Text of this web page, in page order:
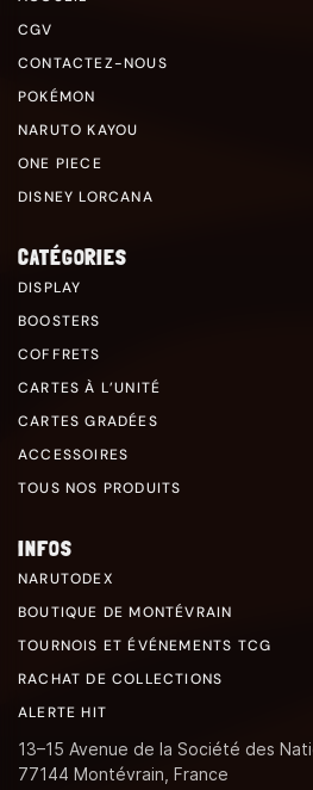
CGV
CONTACTEZ-NOUS
POKÉMON
NARUTO KAYOU
ONE PIECE
DISNEY LORCANA
CATÉGORIES
DISPLAY
BOOSTERS
COFFRETS
CARTES À L’UNITÉ
CARTES GRADÉES
ACCESSOIRES
TOUS NOS PRODUITS
INFOS
NARUTODEX
BOUTIQUE DE MONTÉVRAIN
TOURNOIS ET ÉVÉNEMENTS TCG
RACHAT DE COLLECTIONS
ALERTE HIT
13–15 Avenue de la Société des
77144 Montévrain, France